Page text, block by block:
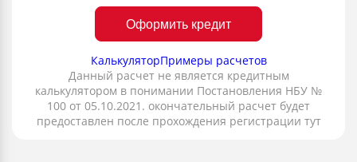
Оформить кредит
КалькуляторПримеры расчетов
Данный расчет не является кредитным
калькулятором в понимании Постановления НБУ №
100 от 05.10.2021. окончательный расчет будет
предоставлен после прохождения регистрации тут